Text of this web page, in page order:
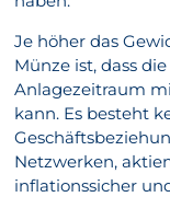
Je höher das
Münze ist, dass
Anlagezeitraum
kann. Es besteht
Netzwerken,
inflationssicher